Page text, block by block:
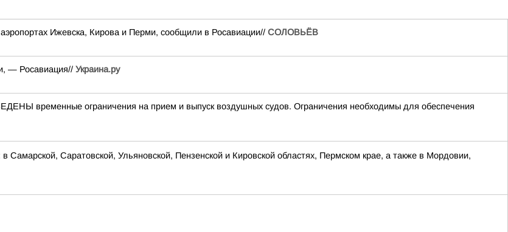
Ижевска, Кирова и Перми, сообщили в Росавиации// СОЛОВЬЁВ
— Росавиация// Украина.ру
временные ограничения на прием и выпуск воздушных судов. Ограничения необходимы для обеспечения
Самарской, Саратовской, Ульяновской, Пензенской и Кировской областях, Пермском крае, а также в Мордовии,